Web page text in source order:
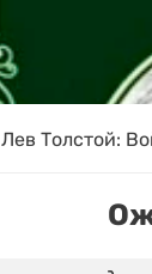
Лев Толстой: